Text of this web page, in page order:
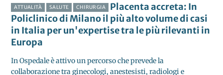
ATTUALITÀ SALUTE CHIRURGIA
Placenta accreta: In
Policlinico di Milano il più alto volume di casi
in Italia per un'expertise tra le più rilevanti in
Europa
In Ospedale è attivo un percorso che prevede la
collaborazione tra ginecologi, anestesisti, radiologi e